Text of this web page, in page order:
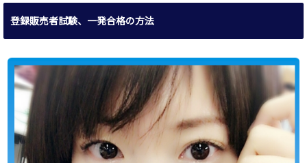
登録販売者試験、一発合格の方法